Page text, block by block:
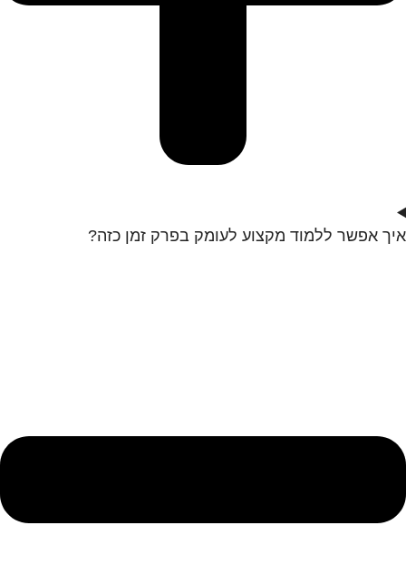
איך אפשר ללמוד מקצוע לעומק בפרק זמן כזה?